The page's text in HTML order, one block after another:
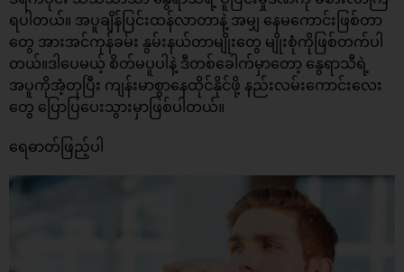
ရပါတယ်။ အပူချိန်ပြင်းထန်လာတာနဲ့ အမျှ နေမကောင်းဖြစ်တာ
တွေ အားအင်ကုန်ခမ်း နွမ်းနယ်တာမျိုးတွေ မျိုးစုံကိုဖြစ်တက်ပါ
တယ်။ဒါပေမယ့် စိတ်မပူပါနဲ့ ဒီတစ်ခေါက်မှာတော့ နွေရာသီရဲ့
အပူကိုအံ့တုပြီး ကျန်းမာစွာနေထိုင်နိုင်ဖို့ နည်းလမ်းကောင်းလေး
တွေ ပြောပြပေးသွားမှာဖြစ်ပါတယ်။
ရေဓာတ်ဖြည့်ပါ